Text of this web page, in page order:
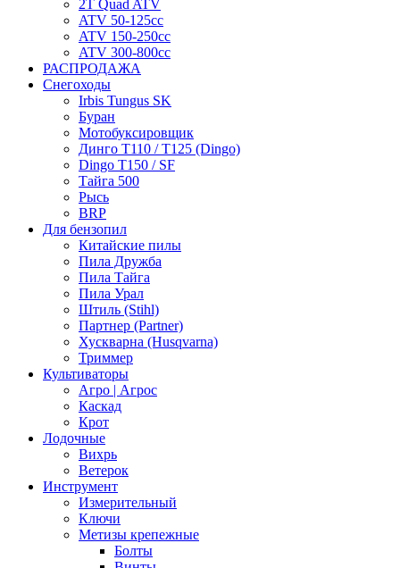
2T Quad ATV
ATV 50-125cc
ATV 150-250cc
ATV 300-800cc
РАСПРОДАЖА
Снегоходы
Irbis Tungus SK
Буран
Мотобуксировщик
Динго T110 / T125 (Dingo)
Dingo T150 / SF
Тайга 500
Рысь
BRP
Для бензопил
Китайские пилы
Пила Дружба
Пила Тайга
Пила Урал
Штиль (Stihl)
Партнер (Partner)
Хускварна (Husqvarna)
Триммер
Культиваторы
Агро | Агрос
Каскад
Крот
Лодочные
Вихрь
Ветерок
Инструмент
Измерительный
Ключи
Метизы крепежные
Болты